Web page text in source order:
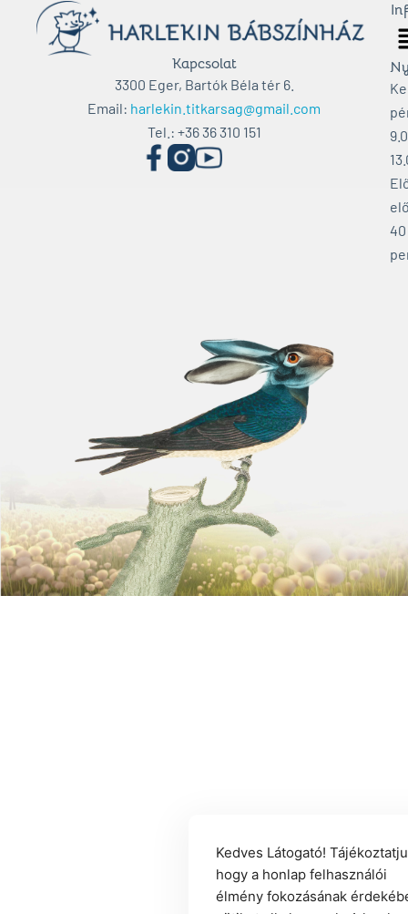
Kapcsolat
3300 Eger, Bartók Béla tér 6.
Email: harlekin.titkarsag@gmail.com
Tel.: +36 36 310 151
40
Kedves Látogató!
hogy a honlap felhasználói
élmény fokozásának